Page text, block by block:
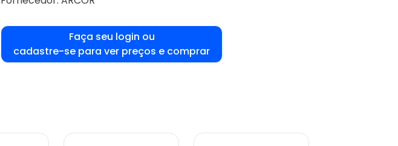
Faça seu login ou
cadastre-se para ver preços e comprar